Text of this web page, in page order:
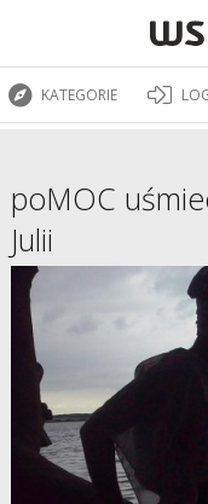
KATEGORIE
poMOC
Julii